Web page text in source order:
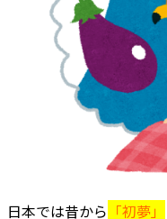
日本では昔から 「初夢」